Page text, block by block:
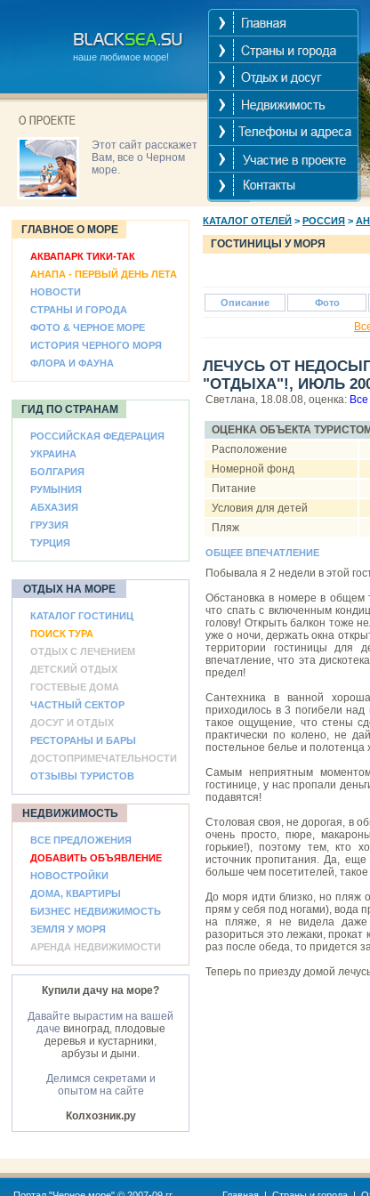
наше любимое море!
Этот сайт расскажет
Вам, все о Черном
море.
ГЛАВНОЕ О МОРЕ
АКВАПАРК ТИКИ-ТАК
АНАПА - ПЕРВЫЙ ДЕНЬ ЛЕТА
НОВОСТИ
СТРАНЫ И ГОРОДА
ФОТО & ЧЕРНОЕ МОРЕ
ИСТОРИЯ ЧЕРНОГО МОРЯ
ФЛОРА И ФАУНА
ГИД ПО СТРАНАМ
РОССИЙСКАЯ ФЕДЕРАЦИЯ
УКРАИНА
БОЛГАРИЯ
РУМЫНИЯ
АБХАЗИЯ
ГРУЗИЯ
ТУРЦИЯ
ОТДЫХ НА МОРЕ
КАТАЛОГ ГОСТИНИЦ
ПОИСК ТУРА
ОТДЫХ С ЛЕЧЕНИЕМ
ДЕТСКИЙ ОТДЫХ
ГОСТЕВЫЕ ДОМА
ЧАСТНЫЙ СЕКТОР
ДОСУГ И ОТДЫХ
РЕСТОРАНЫ И БАРЫ
ДОСТОПРИМЕЧАТЕЛЬНОСТИ
ОТЗЫВЫ ТУРИСТОВ
НЕДВИЖИМОСТЬ
ВСЕ ПРЕДЛОЖЕНИЯ
ДОБАВИТЬ ОБЪЯВЛЕНИЕ
НОВОСТРОЙКИ
ДОМА, КВАРТИРЫ
БИЗНЕС НЕДВИЖИМОСТЬ
ЗЕМЛЯ У МОРЯ
АРЕНДА НЕДВИЖИМОСТИ
Купили дачу на море?
Давайте вырастим на вашей
даче виноград, плодовые
деревья и кустарники,
арбузы и дыни.
Делимся секретами и
опытом на сайте
Колхозник.ру
КАТАЛОГ ОТЕЛЕЙ > РОССИЯ >
ГОСТИНИЦЫ У МОРЯ
Описание Фото
ЛЕЧУСЬ ОТ
"ОТДЫХА"!, ИЮЛЬ
Светлана, 18.08.08, оценка:
ОЦЕНКА ОБЪЕКТА ТУРИСТОМ
Расположение
Номерной фонд
Питание
Условия для детей
Пляж
ОБЩЕЕ ВПЕЧАТЛЕНИЕ
Побывала я 2 недели в этой
Обстановка в номере в общем
что спать с включенным
голову! Открыть балкон тоже
уже о ночи, держать окна
территории гостиницы для
впечатление, что эта
предел!
Сантехника в ванной
приходилось в 3 погибели
такое ощущение, что стены
практически по колено, не
постельное белье и
Самым неприятным
гостинице, у нас пропали
подавятся!
Столовая своя, не дорогая, в
очень просто, пюре,
горькие!), поэтому тем, кто
источник пропитания. Да,
больше чем посетителей,
До моря идти близко, но пляж
прям у себя под ногами), вода
на пляже, я не видела даже
разориться это лежаки,
раз после обеда, то придется
Теперь по приезду домой